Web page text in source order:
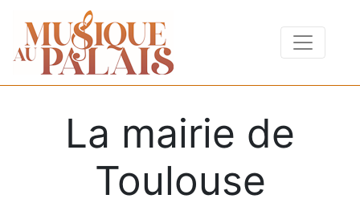
La mairie de
Toulouse